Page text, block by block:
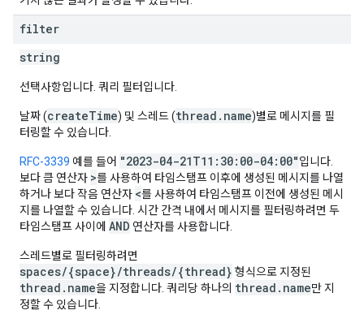
filter
string
선택사항입니다. 쿼리 필터입니다.
날짜 (createTime) 및 스레드 (thread.name)별로 메시지를 필
터링할 수 있습니다.
RFC-3339 예를 들어 "2023-04-21T11:30:00-04:00"입니다.
보다 큼 연산자 >를 사용하여 타임스탬프 이후에 생성된 메시지를 나열
하거나 보다 작음 연산자 <를 사용하여 타임스탬프 이전에 생성된 메시
지를 나열할 수 있습니다. 시간 간격 내에서 메시지를 필터링하려면 두
타임스탬프 사이에 AND 연산자를 사용합니다.
스레드별로 필터링하려면
spaces/{space}/threads/{thread} 형식으로 지정된
thread.name을 지정합니다. 쿼리당 하나의 thread.name만 지
정할 수 있습니다.